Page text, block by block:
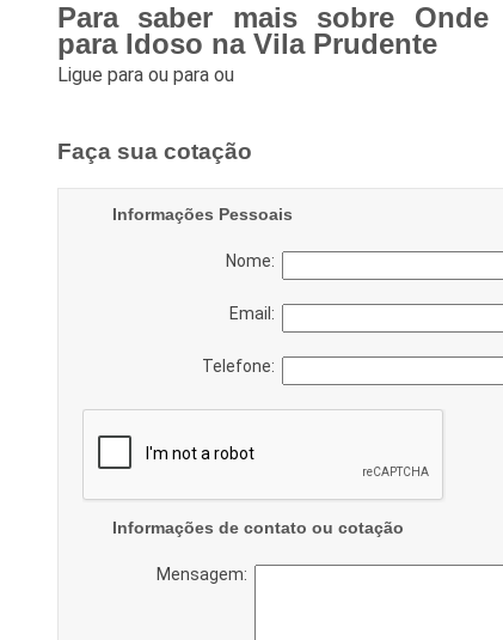
Para saber mais sobre Onde
para Idoso na Vila Prudente
Ligue para ou para ou
Faça sua cotação
Informações Pessoais
Nome:
Email:
Telefone:
Informações de contato ou cotação
Mensagem: